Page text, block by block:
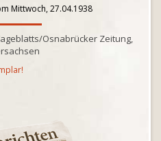
Mittwoch, 27.04.1938
Osnabrücker Zeitung,